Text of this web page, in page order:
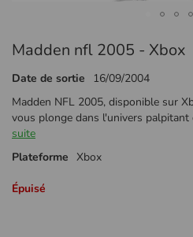
au
de
la
d’images
Madden nfl 2005 - Xbox
Date de sortie
16/09/2004
Madden NFL 2005, disponible sur
vous plonge dans l'univers
suite
Plateforme Xbox
Épuisé